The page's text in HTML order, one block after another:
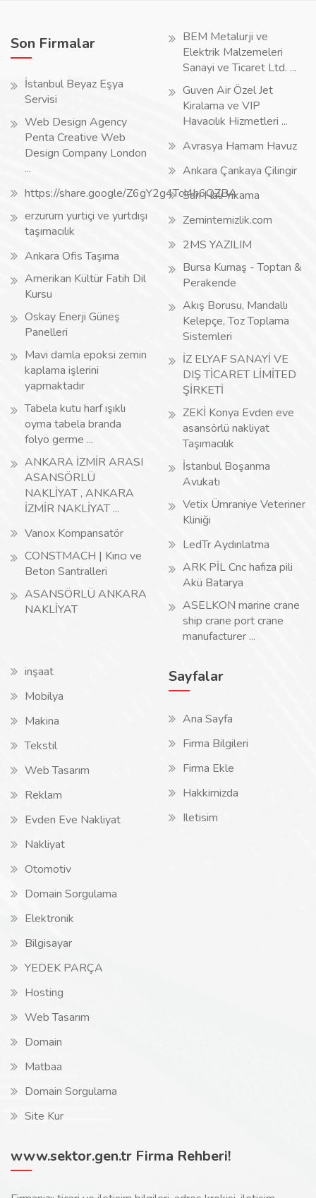
Son Firmalar
İstanbul Beyaz Eşya
Servisi
Web Design Agency
Penta Creative Web
Design Company London
...
https://share.google/Z6gY2g4TcI4h6QZBA
erzurum yurtiçi ve yurtdışı
taşımacılık
Ankara Ofis Taşıma
Amerikan Kültür Fatih Dil
Kursu
Oskay Enerji Güneş
Panelleri
Mavi damla epoksi zemin
kaplama işlerini
yapmaktadır
Tabela kutu harf ışıklı
oyma tabela branda
folyo germe ...
ANKARA İZMİR ARASI
ASANSÖRLÜ
NAKLİYAT , ANKARA
İZMİR NAKLİYAT ...
Vanox Kompansatör
CONSTMACH | Kırıcı ve
Beton Santralleri
ASANSÖRLÜ ANKARA
NAKLİYAT
BEM Metalurji ve
Elektrik Malzemeleri
Sanayi ve Ticaret Ltd. ...
Guven Air Özel Jet
Kiralama ve VIP
Havacılık Hizmetleri ...
Avrasya Hamam Havuz
Ankara Çankaya Çilingir
Sarı Halı Yıkama
Zemintemizlik.com
2MS YAZILIM
Bursa Kumaş - Toptan &
Perakende
Akış Borusu, Mandallı
Kelepçe, Toz Toplama
Sistemleri
İZ ELYAF SANAYİ VE
DIŞ TİCARET LİMİTED
ŞİRKETİ
ZEKİ Konya Evden eve
asansörlü nakliyat
Taşımacılık
İstanbul Boşanma
Avukatı
Vetix Ümraniye Veteriner
Kliniği
LedTr Aydınlatma
ARK PİL Cnc hafıza pili
Akü Batarya
ASELKON marine crane
ship crane port crane
manufacturer ...
inşaat
Mobilya
Makina
Tekstil
Web Tasarım
Reklam
Evden Eve Nakliyat
Nakliyat
Otomotiv
Domain Sorgulama
Elektronik
Bilgisayar
YEDEK PARÇA
Hosting
Web Tasarım
Domain
Matbaa
Domain Sorgulama
Site Kur
Sayfalar
Ana Sayfa
Firma Bilgileri
Firma Ekle
Hakkimizda
Iletisim
www.sektor.gen.tr Firma Rehberi!